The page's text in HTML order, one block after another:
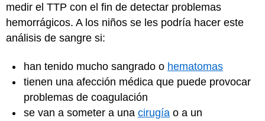
medir el TTP con el fin de detectar problemas
hemorrágicos. A los niños se les podría hacer este
análisis de sangre si:
han tenido mucho sangrado o hematomas
tienen una afección médica que puede provocar
problemas de coagulación
se van a someter a una cirugía o a un